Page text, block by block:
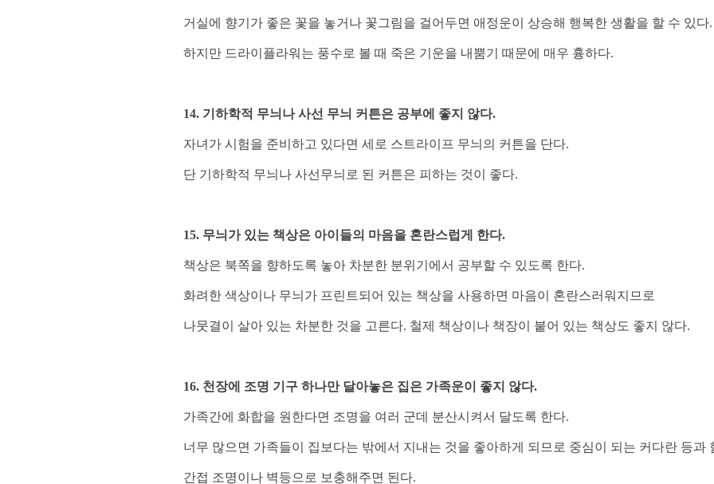
거실에 향기가 좋은 꽃을 놓거나 꽃그림을 걸어두면 애정운이 상승해 행복한 생활을 할 수 있다.
하지만 드라이플라워는 풍수로 볼 때 죽은 기운을 내뿜기 때문에 매우 흉하다.
14. 기하학적 무늬나 사선 무늬 커튼은 공부에 좋지 않다.
자녀가 시험을 준비하고 있다면 세로 스트라이프 무늬의 커튼을 단다.
단 기하학적 무늬나 사선무늬로 된 커튼은 피하는 것이 좋다.
15. 무늬가 있는 책상은 아이들의 마음을 혼란스럽게 한다.
책상은 북쪽을 향하도록 놓아 차분한 분위기에서 공부할 수 있도록 한다.
화려한 색상이나 무늬가 프린트되어 있는 책상을 사용하면 마음이 혼란스러워지므로
나뭇결이 살아 있는 차분한 것을 고른다. 철제 책상이나 책장이 붙어 있는 책상도 좋지 않다.
16. 천장에 조명 기구 하나만 달아놓은 집은 가족운이 좋지 않다.
가족간에 화합을 원한다면 조명을 여러 군데 분산시켜서 달도록 한다.
너무 많으면 가족들이 집보다는 밖에서 지내는 것을 좋아하게 되므로 중심이 되는 커다란 등과
간접 조명이나 벽등으로 보충해주면 된다.